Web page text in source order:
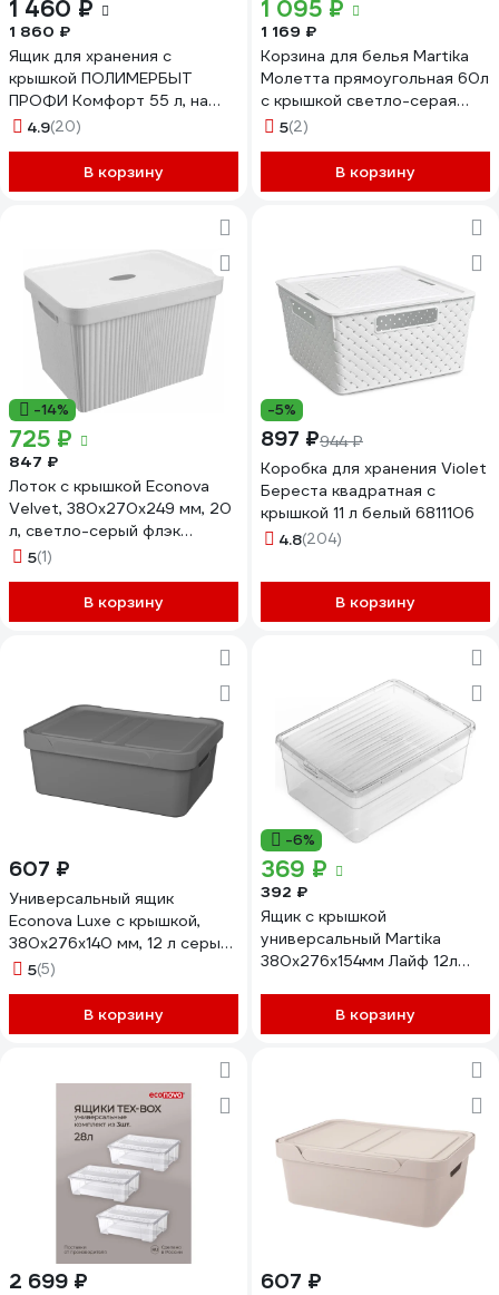
1 460 ₽
1 860 ₽
Ящик для хранения с
крышкой ПОЛИМЕРБЫТ
ПРОФИ Комфорт 55 л, на
колесах, прозрачный
4.9(20)
В корзину
1 095 ₽
1 169 ₽
Корзина для белья Martika
Молетта прямоугольная 60л
с крышкой светло-серая
С702СЕР
5(2)
В корзину
-14%
725 ₽
847 ₽
Лоток с крышкой Econova
Velvet, 380x270x249 мм, 20
л, светло-серый флэк
434249738
5(1)
В корзину
-5%
897 ₽944 ₽
Коробка для хранения Violet
Береста квадратная с
крышкой 11 л белый 6811106
4.8(204)
В корзину
607 ₽
Универсальный ящик
Econova Luxe с крышкой,
380х276х140 мм, 12 л серый
433205611
5(5)
В корзину
-6%
369 ₽
392 ₽
Ящик с крышкой
универсальный Martika
380x276x154мм Лайф 12л
В корзину
2 699 ₽ 607 ₽